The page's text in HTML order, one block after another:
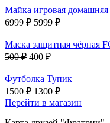
Майка игровая домашняя
6999 ₽ 5999 ₽
Маска защитная чёрная
500 ₽ 400 ₽
Футболка Тупик
1500 ₽ 1300 ₽
Перейти в магазин